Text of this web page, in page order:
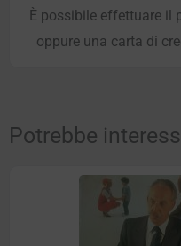
È possibile effettuare il
oppure una carta di
Potrebbe